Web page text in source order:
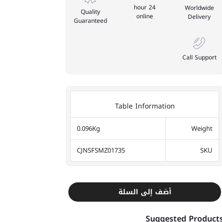
Worldwide
Delivery
24 hour
online
Quality
Guaranteed
Call Support
Table Information
Weight
0.096Kg
SKU
CJNSFSMZ01735
أضف إلى السلة